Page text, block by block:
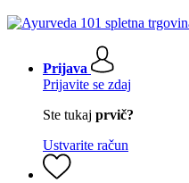
Prijava
Prijavite se zdaj
Ste tukaj prvič?
Ustvarite račun